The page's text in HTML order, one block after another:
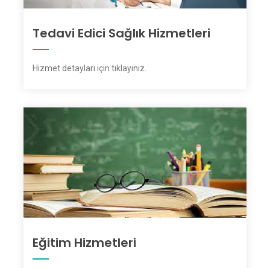
Tedavi Edici Sağlık Hizmetleri
Hizmet detayları için tıklayınız
Eğitim Hizmetleri